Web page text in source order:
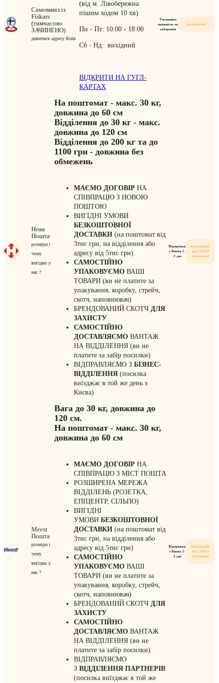
Самовивіз із
Fiskars
(тимчасово
ЗАЧИНЕНО)
дивитися адресу Київ
(від м. Лівобережна
пішим ходом 10 хв)
Пн - Пт: 10:00 - 18:00
Сб - Нд: вихідний
ВІДКРИТИ НА ГУГЛ-
КАРТАХ
Уточнюйте
наявність та
забирайте
Безкоштовно
Нова
Пошта
розміри і
чому
вигідно у
нас ?
На поштомат - макс. 30 кг,
довжина до 60 см
Відділення до 30 кг - макс.
довжина до 120 см
Відділення до 200 кг та до
1100 грн - довжина без
обмежень
МАЄМО ДОГОВІР НА
СПІВПРАЦЮ З НОВОЮ
ПОШТОЮ
ВИГІДНІ УМОВИ
БЕЗКОШТОВНОЇ
ДОСТАВКИ(на поштомат від
3тис грн, на відділення або
адресу від 5тис грн)
САМОСТІЙНО
УПАКОВУЄМОВАШІ
ТОВАРИ (ви не платите за
упакування, коробку, стрейч,
скотч, наповнювач)
БРЕНДОВАНИЙ СКОТЧ ДЛЯ
ЗАХИСТУ
САМОСТІЙНО
ДОСТАВЛЯЄМОВАНТАЖ
НА ВІДДІЛЕННЯ (ви не
платите за забір посилки)
ВІДПРАВЛЯЄМО З БІЗНЕС-
ВІДДІЛЕННЯ(посилка
виїзджає в той же день з
Києва)
Відправка
з Києва 1-
2 дні
Безкоштовно
від 3 000 ₴
(поштомат)
Meest
Пошта
розміри і
чому
вигідно у
нас ?
Вага до 30 кг, довжина до
120 см.
На поштомат - макс. 30 кг,
довжина до 60 см
МАЄМО ДОГОВІР НА
СПІВПРАЦЮ З МІСТ ПОШТА
РОЗШИРЕНА МЕРЕЖА
ВІДДІЛЕНЬ (РОЗЕТКА,
ЕПІЦЕНТР, СІЛЬПО)
ВИГІДНІ
УМОВИ БЕЗКОШТОВНОЇ
ДОСТАВКИ(на поштомат від
3тис грн, на відділення або
адресу від 5тис грн)
САМОСТІЙНО
УПАКОВУЄМОВАШІ
ТОВАРИ (ви не платите за
упакування, коробку, стрейч,
скотч, наповнювач)
БРЕНДОВАНИЙ СКОТЧ ДЛЯ
ЗАХИСТУ
САМОСТІЙНО
ДОСТАВЛЯЄМОВАНТАЖ
НА ВІДДІЛЕННЯ (ви не
платите за забір посилки)
ВІДПРАВЛЯЄМО
З ВІДДІЛЕННЯ ПАРТНЕРІВ
(посилка виїзджає в той же
Відправка
з Києва 1-
2 дні
Безкоштовно
від 3 000 ₴
(поштомат)